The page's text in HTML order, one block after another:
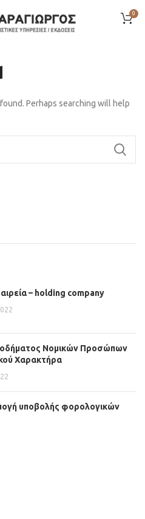
0
Perhaps searching will help
– holding company
Νομικών Προσώπων
Χαρακτήρα
υποβολής φορολογικών